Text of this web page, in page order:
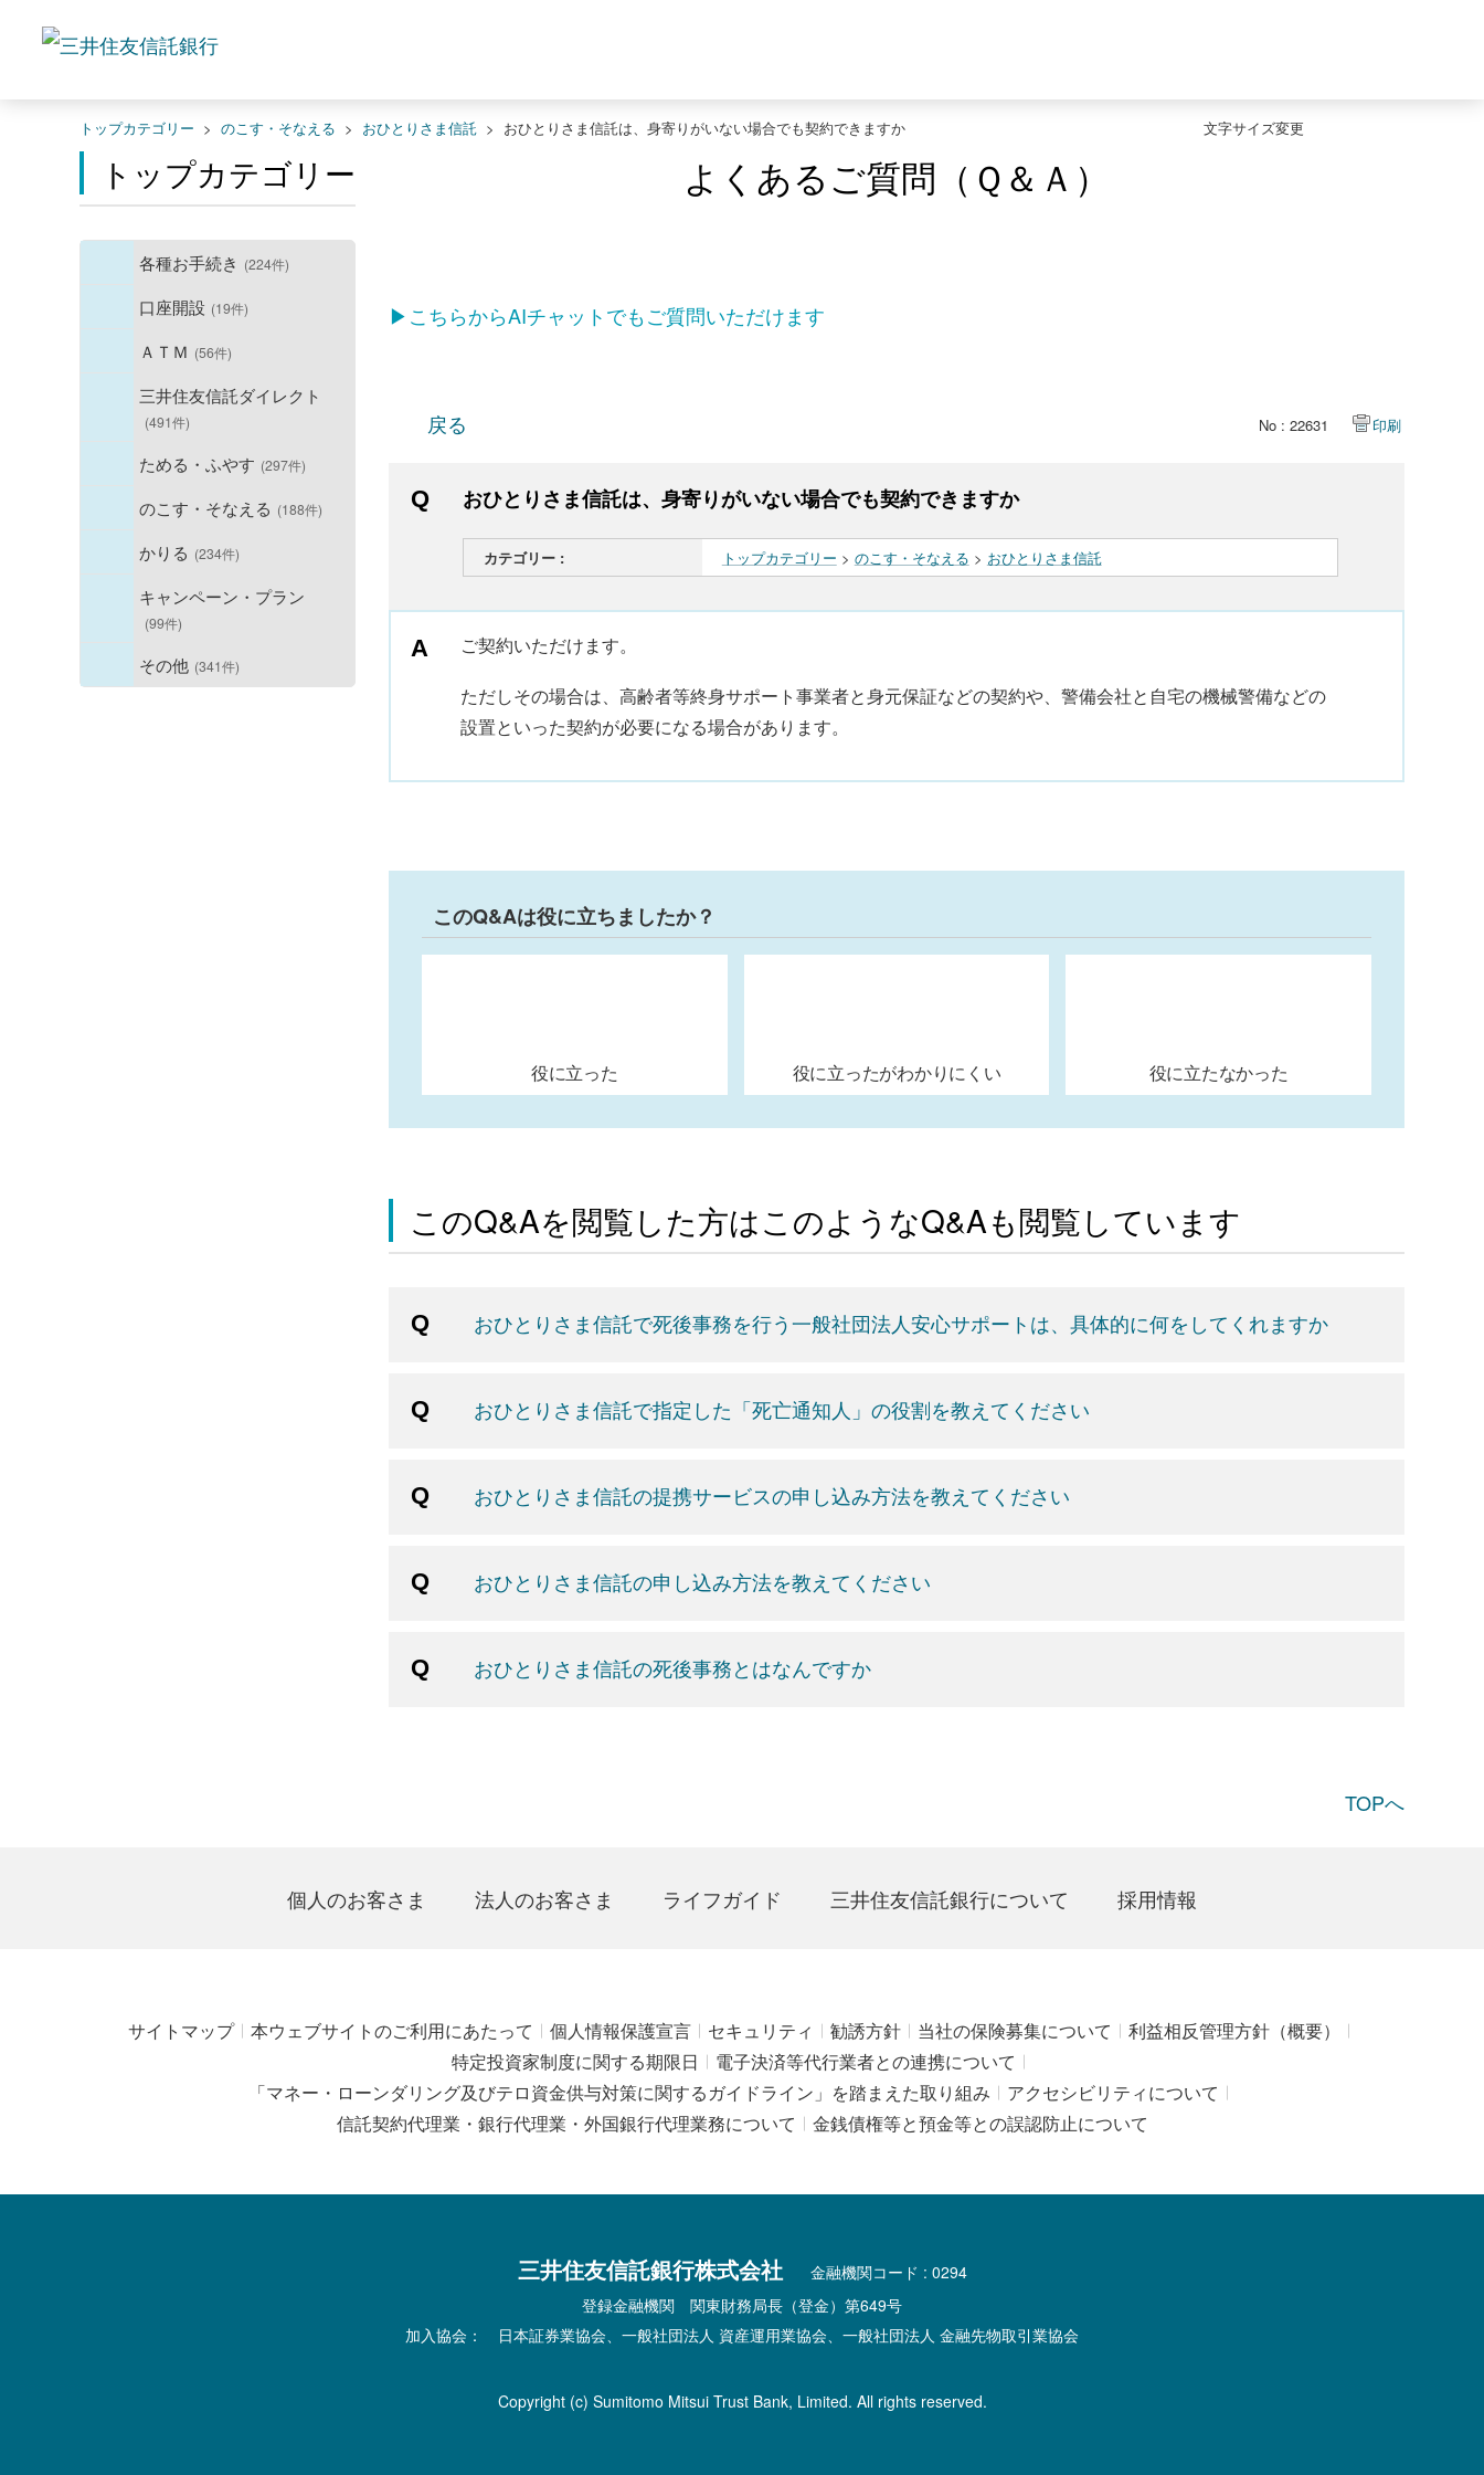
文字サイズ変更
トップカテゴリー > のこす・そなえる > おひとりさま信託 > おひとりさま信託は、身寄りがいない場合でも契約できますか
トップカテゴリー
各種お手続き (224件)
口座開設 (19件)
ＡＴＭ (56件)
三井住友信託ダイレクト
(491件)
ためる・ふやす (297件)
のこす・そなえる (188件)
かりる (234件)
キャンペーン・プラン
(99件)
その他 (341件)
よくあるご質問（Ｑ＆Ａ）
▶こちらからAIチャットでもご質問いただけます
戻る No : 22631 印刷
おひとりさま信託は、身寄りがいない場合でも契約できますか
カテゴリー : トップカテゴリー > のこす・そなえる > おひとりさま信託
ご契約いただけます。
ただしその場合は、高齢者等終身サポート事業者と身元保証などの契約や、警備会社と自宅の機械警備などの
設置といった契約が必要になる場合があります。
このQ&Aは役に立ちましたか？
役に立った 役に立ったがわかりにくい 役に立たなかった
このQ&Aを閲覧した方はこのようなQ&Aも閲覧しています
おひとりさま信託で死後事務を行う一般社団法人安心サポートは、具体的に何をしてくれますか
おひとりさま信託で指定した「死亡通知人」の役割を教えてください
おひとりさま信託の提携サービスの申し込み方法を教えてください
おひとりさま信託の申し込み方法を教えてください
おひとりさま信託の死後事務とはなんですか
TOPへ
個人のお客さま 法人のお客さま ライフガイド 三井住友信託銀行について 採用情報
サイトマップ 本ウェブサイトのご利用にあたって 個人情報保護宣言 セキュリティ 勧誘方針 当社の保険募集について
利益相反管理方針（概要）
特定投資家制度に関する期限日
電子決済等代行業者との連携について
「マネー・ローンダリング及びテロ資金供与対策に関するガイドライン」を踏まえた取り組み
アクセシビリティについて
信託契約代理業・銀行代理業・外国銀行代理業務について
金銭債権等と預金等との誤認防止について
三井住友信託銀行株式会社
金融機関コード : 0294
登録金融機関 関東財務局長（登金）第649号
加入協会： 日本証券業協会、一般社団法人 資産運用業協会、一般社団法人 金融先物取引業協会
Copyright (c) Sumitomo Mitsui Trust Bank, Limited. All rights reserved.